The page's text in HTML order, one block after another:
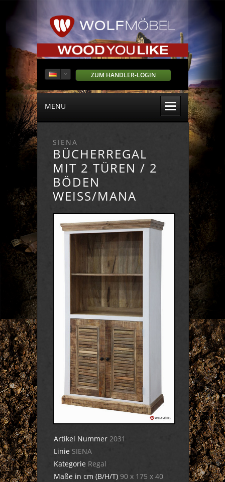
ZUM HÄNDLER-LOGIN
MENU
SIENA
BÜCHERREGAL
MIT 2 TÜREN / 2
BÖDEN
WEISS/MANA
Artikel Nummer 2031
Linie SIENA
Kategorie Regal
Maße in cm (B/H/T) 90 x 175 x 40